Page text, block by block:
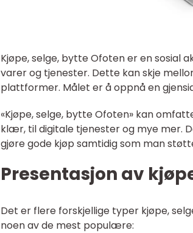
Kjøpe, selge, bytte Ofoten er en sosial
varer og tjenester. Dette kan skje
plattformer. Målet er å oppnå en
«Kjøpe, selge, bytte Ofoten» kan
klær, til digitale tjenester og mye mer.
gjøre gode kjøp samtidig som man
Presentasjon av
Det er flere forskjellige typer kjøpe,
noen av de mest populære: